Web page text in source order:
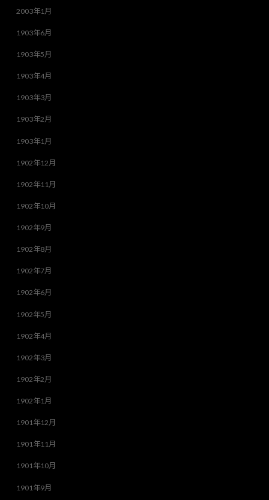
2003年1月
1903年6月
1903年5月
1903年4月
1903年3月
1903年2月
1903年1月
1902年12月
1902年11月
1902年10月
1902年9月
1902年8月
1902年7月
1902年6月
1902年5月
1902年4月
1902年3月
1902年2月
1902年1月
1901年12月
1901年11月
1901年10月
1901年9月